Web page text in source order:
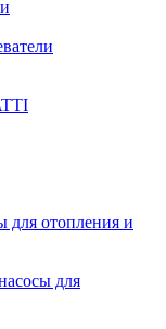
для отопления и
для